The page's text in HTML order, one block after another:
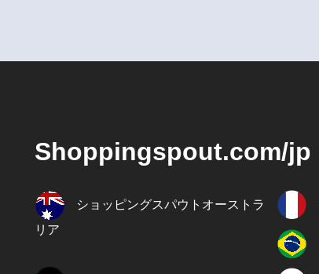
Shoppingspout.com/jp
ショッピングスパウトオーストラ
リア